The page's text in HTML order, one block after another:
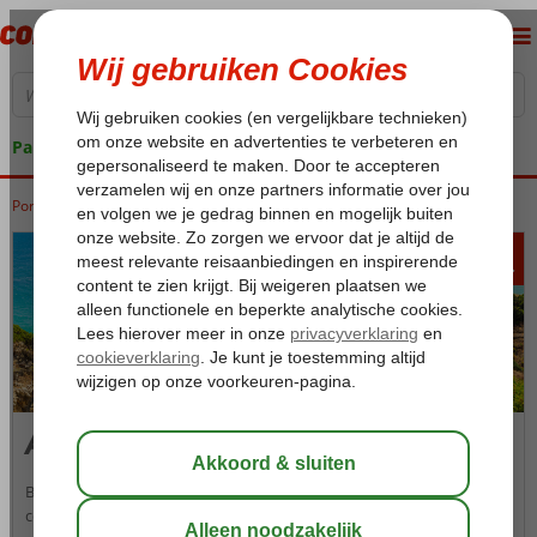
Pakketgarantie
Home
Portugal Algarve Algarve Alvor
va 370 p.p.
Alvor
Bent u op zoek naar een populaire badplaats met een sfeervol
centrum, dan is het plaatsje Alvor echt iets voor u. Alvor is een